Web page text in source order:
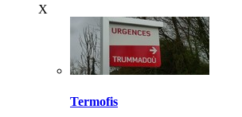
X
Termofis